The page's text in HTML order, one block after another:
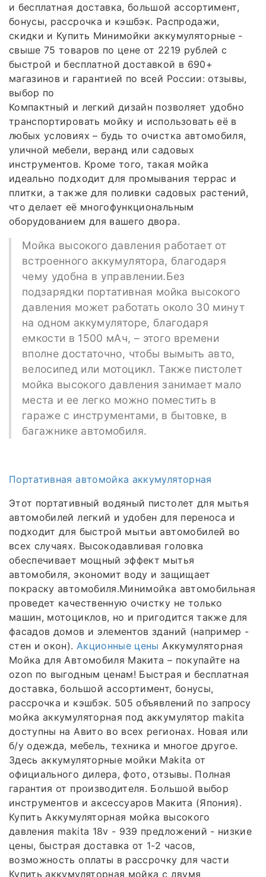
и бесплатная доставка, большой ассортимент,
бонусы, рассрочка и кэшбэк. Распродажи,
скидки и Купить Минимойки аккумуляторные -
свыше 75 товаров по цене от 2219 рублей с
быстрой и бесплатной доставкой в 690+
магазинов и гарантией по всей России: отзывы,
выбор по
Компактный и легкий дизайн позволяет удобно
транспортировать мойку и использовать её в
любых условиях – будь то очистка автомобиля,
уличной мебели, веранд или садовых
инструментов. Кроме того, такая мойка
идеально подходит для промывания террас и
плитки, а также для поливки садовых растений,
что делает её многофункциональным
оборудованием для вашего двора.
Мойка высокого давления работает от
встроенного аккумулятора, благодаря
чему удобна в управлении.Без
подзарядки портативная мойка высокого
давления может работать около 30 минут
на одном аккумуляторе, благодаря
емкости в 1500 мАч, – этого времени
вполне достаточно, чтобы вымыть авто,
велосипед или мотоцикл. Также пистолет
мойка высокого давления занимает мало
места и ее легко можно поместить в
гараже с инструментами, в бытовке, в
багажнике автомобиля.
Портативная автомойка аккумуляторная
Этот портативный водяный пистолет для мытья
автомобилей легкий и удобен для переноса и
подходит для быстрой мытьи автомобилей во
всех случаях. Высокодавливая головка
обеспечивает мощный эффект мытья
автомобиля, экономит воду и защищает
покраску автомобиля.Минимойка автомобильная
проведет качественную очистку не только
машин, мотоциклов, но и пригодится также для
фасадов домов и элементов зданий (например -
стен и окон). Акционные цены Аккумуляторная
Мойка для Автомобиля Макита – покупайте на
ozon по выгодным ценам! Быстрая и бесплатная
доставка, большой ассортимент, бонусы,
рассрочка и кэшбэк. 505 объявлений по запросу
мойка аккумуляторная под аккумулятор makita
доступны на Авито во всех регионах. Новая или
б/у одежда, мебель, техника и многое другое.
Здесь аккумуляторные мойки Makita от
официального дилера, фото, отзывы. Полная
гарантия от производителя. Большой выбор
инструментов и аксессуаров Макита (Япония).
Купить Аккумуляторная мойка высокого
давления makita 18v - 939 предложений - низкие
цены, быстрая доставка от 1-2 часов,
возможность оплаты в рассрочку для части
Купить аккумуляторная мойка с двумя